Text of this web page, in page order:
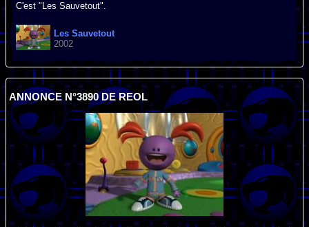
C'est "Les Sauvetout".
Les Sauvetout
2002
ANNONCE N°3890 DE REOL